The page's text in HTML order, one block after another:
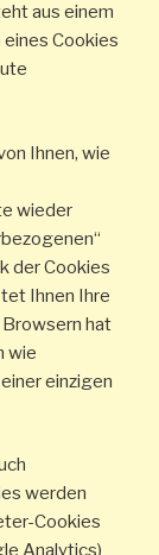
aus einem
Cookies
Ihnen, wie
wieder
der Cookies
Ihnen Ihre
hat
wie
einzigen
werden
Cookies
Analytics)